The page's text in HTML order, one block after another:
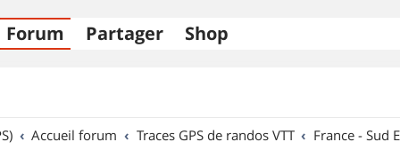
Forum Partager Shop
Accueil forum Traces GPS de randos VTT France - Sud